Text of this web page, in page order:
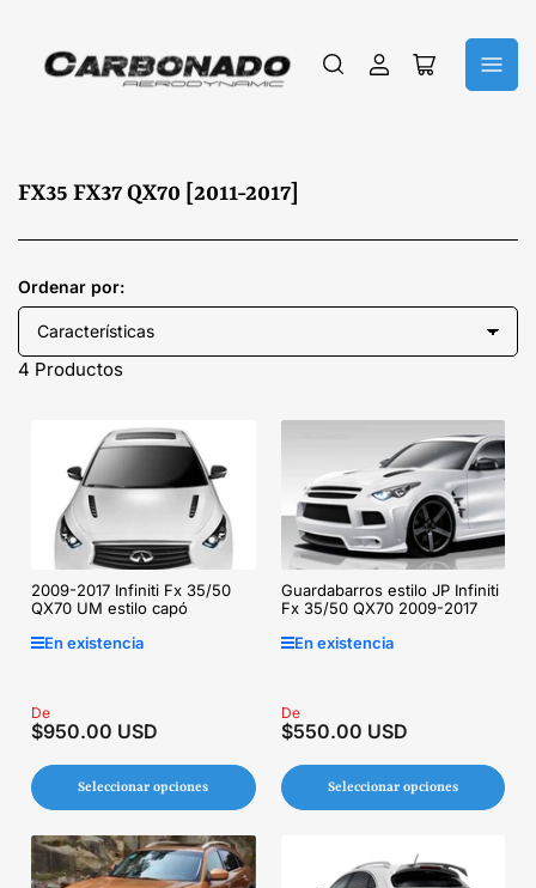
IniciarAbrir
cesta
C
e
c
c
i
FX35 FX37 QX70 [2011-2017]
Ordenar por:
4 Productos
2009-2017 Infiniti Fx 35/50
QX70 UM estilo capó
En existencia
Precio
regular
De
$950.00 USD
Seleccionar opciones
Guardabarros estilo JP Infiniti
Fx 35/50 QX70 2009-2017
En existencia
Precio
regular
De
$550.00 USD
Seleccionar opciones